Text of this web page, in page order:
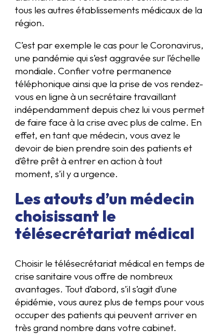
tous les autres établissements médicaux de la
région.
C’est par exemple le cas pour le Coronavirus,
une pandémie qui s’est aggravée sur l’échelle
mondiale. Confier votre permanence
téléphonique ainsi que la prise de vos rendez-
vous en ligne à un secrétaire travaillant
indépendamment depuis chez lui vous permet
de faire face à la crise avec plus de calme. En
effet, en tant que médecin, vous avez le
devoir de bien prendre soin des patients et
d’être prêt à entrer en action à tout
moment, s’il y a urgence.
Les atouts d’un médecin
choisissant le
télésecrétariat médical
Choisir le télésecrétariat médical en temps de
crise sanitaire vous offre de nombreux
avantages. Tout d’abord, s’il s’agit d’une
épidémie, vous aurez plus de temps pour vous
occuper des patients qui peuvent arriver en
très grand nombre dans votre cabinet.